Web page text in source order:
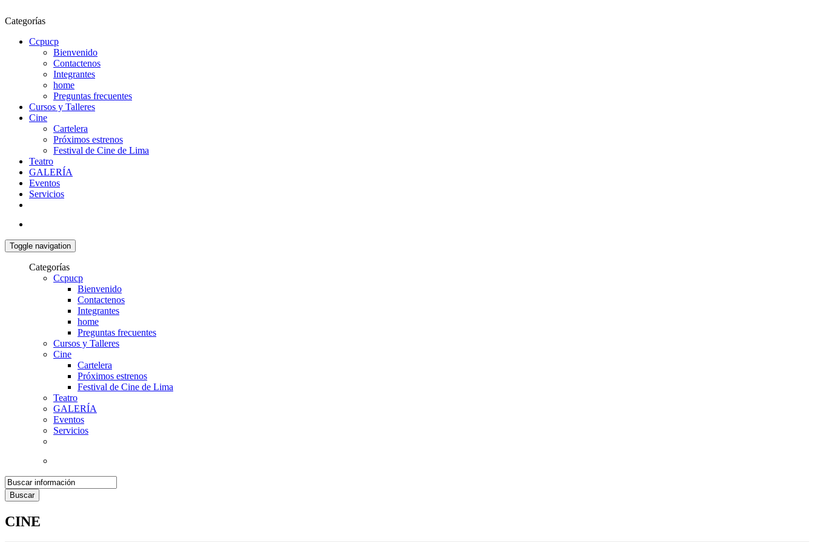
Categorías
Ccpucp
Bienvenido
Contactenos
Integrantes
home
Preguntas frecuentes
Cursos y Talleres
Cine
Cartelera
Próximos estrenos
Festival de Cine de Lima
Teatro
GALERÍA
Eventos
Servicios
Toggle navigation
Categorías
Ccpucp
Bienvenido
Contactenos
Integrantes
home
Preguntas frecuentes
Cursos y Talleres
Cine
Cartelera
Próximos estrenos
Festival de Cine de Lima
Teatro
GALERÍA
Eventos
Servicios
Buscar
CINE